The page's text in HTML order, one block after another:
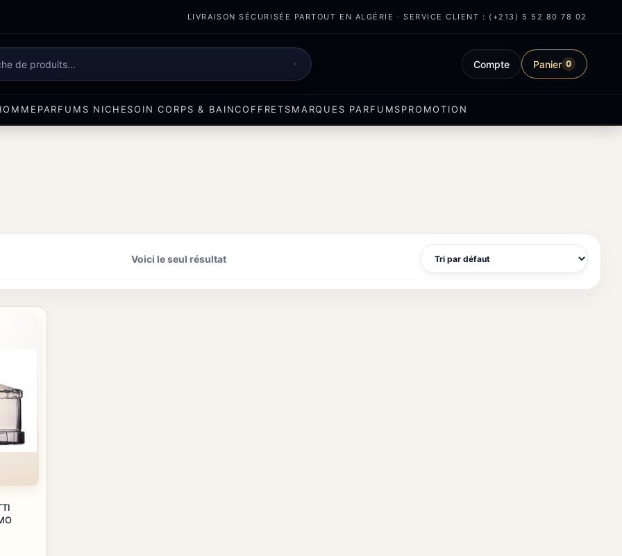
LIVRAISON SÉCURISÉE PARTOUT EN ALGÉRIE · SERVICE CLIENT : (+213) 5 52 80 78 02
Compte Panier 0
PARFUMS NICHESOIN CORPS & BAINCOFFRETSMARQUES PARFUMSPROMOTION
Voici le seul résultat